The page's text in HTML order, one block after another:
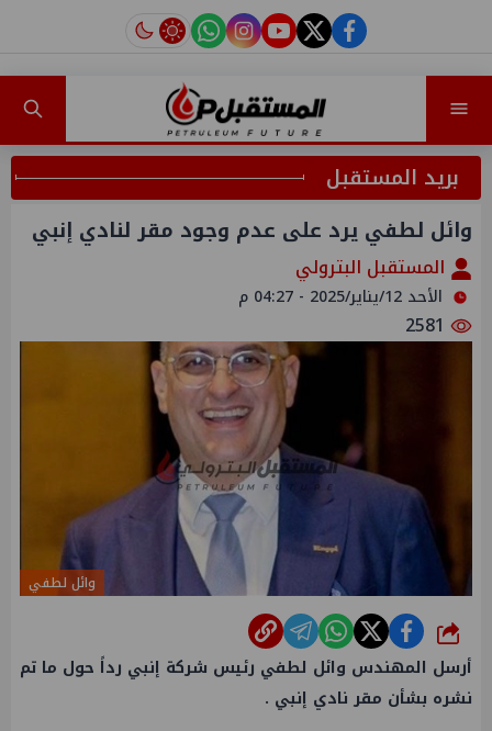
facebook
twitter
youtube
instagram
tiktok
بريد المستقبل
وائل لطفي يرد على عدم وجود مقر لنادي إنبي
المستقبل البترولي
الأحد 12/يناير/2025 - 04:27 م
وائل لطفي
شارك
أرسل المهندس وائل لطفي رئيس شركة إنبي رداً حول ما تم
نشره بشأن مقر نادي إنبي .